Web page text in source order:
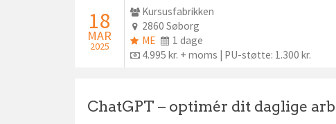
STARTDATO:
18
MAR
2025
Udbyder:
Kursusfabrikken
Sted:
2860 Søborg
ME
plus:
ME
Dage:
1 dage
Pris:4.995 kr. + moms | PU-støtte: 1.300 kr.
ChatGPT – optimér dit daglige